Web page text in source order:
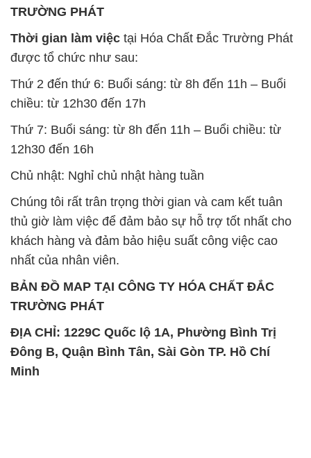
TRƯỜNG PHÁT
Thời gian làm việc tại Hóa Chất Đắc Trường Phát
được tổ chức như sau:
Thứ 2 đến thứ 6: Buổi sáng: từ 8h đến 11h – Buổi
chiều: từ 12h30 đến 17h
Thứ 7: Buổi sáng: từ 8h đến 11h – Buổi chiều: từ
12h30 đến 16h
Chủ nhật: Nghỉ chủ nhật hàng tuần
Chúng tôi rất trân trọng thời gian và cam kết tuân
thủ giờ làm việc để đảm bảo sự hỗ trợ tốt nhất cho
khách hàng và đảm bảo hiệu suất công việc cao
nhất của nhân viên.
BẢN ĐỒ MAP TẠI CÔNG TY HÓA CHẤT ĐẮC
TRƯỜNG PHÁT
ĐỊA CHỈ: 1229C Quốc lộ 1A, Phường Bình Trị
Đông B, Quận Bình Tân, Sài Gòn TP. Hồ Chí
Minh